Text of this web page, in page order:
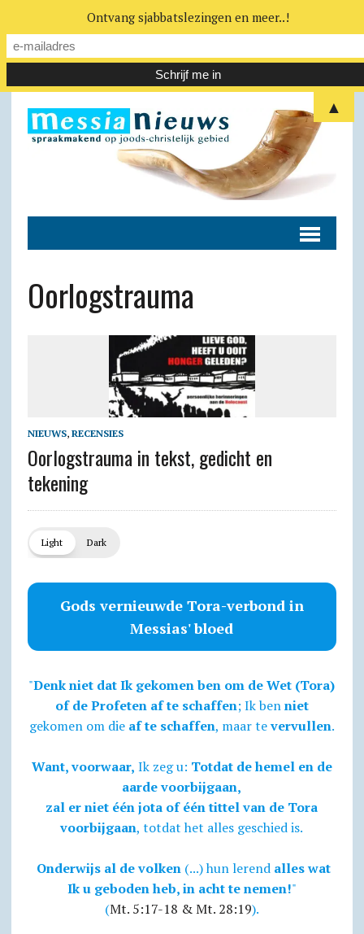
Oorlogstrauma
NIEUWS, RECENSIES
Oorlogstrauma in tekst, gedicht en
tekening
Light Dark
Gods vernieuwde Tora-verbond in
Messias' bloed
"Denk niet dat Ik gekomen ben om de Wet (Tora)
of de Profeten af te schaffen; Ik benniet
gekomen om die af te schaffen, maar tevervullen.
Want, voorwaar, Ik zeg u: Totdat de hemel en de
aarde voorbijgaan,
zal er niet één jota of één tittel van de Tora
voorbijgaan, totdat het alles geschied is.
Onderwijs al de volken(...) hun lerend alles wat
Ik u geboden heb, in acht te nemen!"
(Mt. 5:17-18 & Mt. 28:19).
Ontvang sjabbatslezingen en meer..!
▲